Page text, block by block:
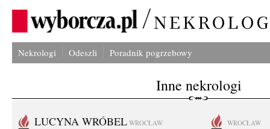
Nekrologi Odeszli Poradnik pogrzebowy
Inne nekrologi
LUCYNA WRÓBEL WROCŁAW WROCŁAW